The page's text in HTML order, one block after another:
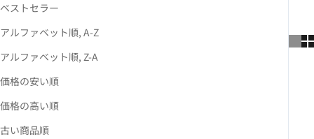
ベストセラー
アルファベット順, A-Z
アルファベット順, Z-A
価格の安い順
価格の高い順
古い商品順